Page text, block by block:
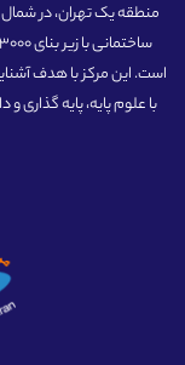
است. این مرکز با هدف
با علوم پایه، پایه